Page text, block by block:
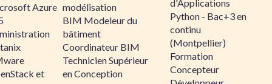
Azure
et
modélisation
BIM Modeleur du
bâtiment
Coordinateur BIM
Technicien Supérieur
en Conception
d'Applications
Python - Bac+3 en
continu
(Montpellier)
Formation
Concepteur